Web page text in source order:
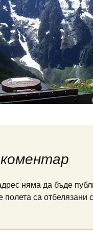
няма да бъде
полета са отбелязани с